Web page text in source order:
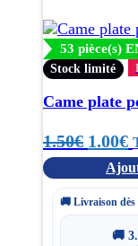
53 pièce(s)
Stock limité
Came plate
1.50€ Le
prix
initial
était :
1.00€
🚚 Livraison dès
🚚